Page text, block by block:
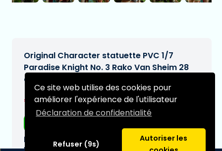
Ce site web utilise des cookies pour
améliorer l'expérience de l'utilisateur
Déclaration de confidentialité
Refuser (9s)
Autoriser les
Original Character statuette PVC 1/7
Paradise Knight No. 3 Rako Van Sheim 28
cm
€344,97[Sous réserve de modifications]
Date de livraison prévue: